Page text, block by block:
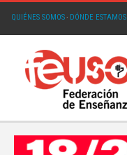
QUIÉNES SOMOS· DÓNDE ESTAMOS